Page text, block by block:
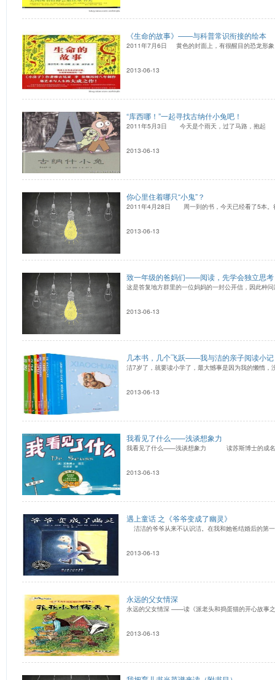
《生命的故事》——与科普常识衔接的绘本
2011年7月6日 黄色的封面上，有很醒目的恐龙形象
2013-06-13
“库西哪！”一起寻找古纳什小兔吧！
2011年5月3日 今天是个雨天，过了马路，抱起
2013-06-13
你心里住着哪只“小鬼”？
2011年4月28日 周一到的书，今天已经看了5本。
2013-06-13
致一年级的爸妈们——阅读，先学会独立思考
这是答复地方群里的一位妈妈的一封公开信，因此种
2013-06-13
几本书，几个飞跃——我与洁的亲子阅读小记
洁7岁了，就要读小学了，最大憾事是因为我的懒惰
2013-06-13
我看见了什么——浅谈想象力
我看见了什么——浅谈想象力 读苏斯博士的成名
2013-06-13
遇上童话 之《爷爷变成了幽灵》
洁洁的爷爷从来不认识洁。在我和她爸结婚后的第
2013-06-13
永远的父女情深
永远的父女情深 ——读《派老头和捣蛋猫的开心故
2013-06-13